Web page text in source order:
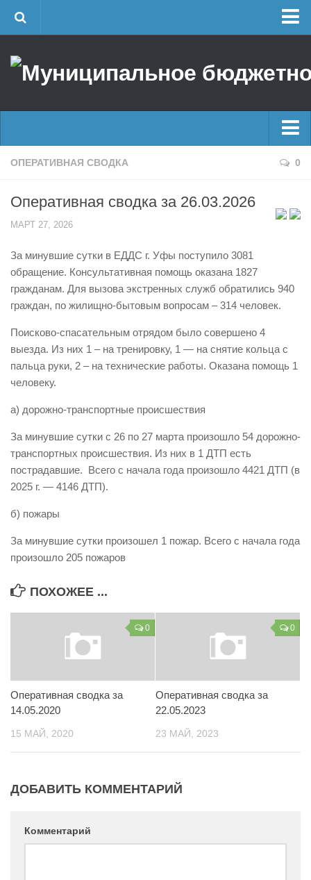
Об учреждении
Районные УГЗ
Поисково-спасательный отряд г. Уфы
Центр размещения пострадавших
Отчеты о реализации муниципальных программ
Документы
История
Виды деятельности
Обслуживание опасных производственных объектов
Уголок гражданской обороны
Пресс-центр
СМИ о нас
Конкурсы
Наша работа
Фотогалерея
Обращения
Главные новости
Оперативная сводка
Половодье
Купальный сезон
ОПЕРАТИВНАЯ СВОДКА 0
Оперативная сводка за 26.03.2026
МАРТ 27, 2026
За минувшие сутки в ЕДДС г. Уфы поступило 3081
обращение. Консультативная помощь оказана 1827
гражданам. Для вызова экстренных служб обратились 940
граждан, по жилищно-бытовым вопросам – 314 человек.
Поисково-спасательным отрядом было совершено 4
выезда. Из них 1 – на тренировку, 1 — на снятие кольца с
пальца руки, 2 – на технические работы. Оказана помощь 1
человеку.
а) дорожно-транспортные происшествия
За минувшие сутки с 26 по 27 марта произошло 54 дорожно-
транспортных происшествия. Из них в 1 ДТП есть
пострадавшие. Всего с начала года произошло 4421 ДТП (в
2025 г. — 4146 ДТП).
б) пожары
За минувшие сутки произошел 1 пожар. Всего с начала года
произошло 205 пожаров
ПОХОЖЕЕ ...
0
Оперативная сводка за
14.05.2020
15 МАЙ, 2020
0
Оперативная сводка за
22.05.2023
23 МАЙ, 2023
ДОБАВИТЬ КОММЕНТАРИЙ
Комментарий